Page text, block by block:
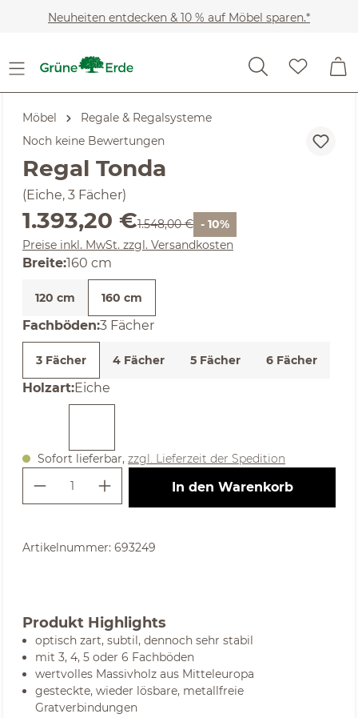
Zum Hauptinhalt springen
Neuheiten entdecken & 10 % auf Möbel sparen.*
Möbel
Regale & Regalsysteme
Noch keine Bewertungen
Regal Tonda
(Eiche, 3 Fächer)
Verkaufspreis:
1.393,20 €Regulärer Preis:
1.548,00 € - 10%
Preise inkl. MwSt. zzgl. Versandkosten
Breite:160 cm
120 cm 160 cm
Fachbödenauswählen
:3 Fächer
3 Fächer 4 Fächer 5 Fächer 6 Fächer
Holzartauswählen
:Eiche
Sofort lieferbar, zzgl. Lieferzeit der Spedition
Produkt Anzahl: Gib den
In den Warenkorb
Artikelnummer: 693249
Produkt Highlights
optisch zart, subtil, dennoch sehr stabil
mit 3, 4, 5 oder 6 Fachböden
wertvolles Massivholz aus Mitteleuropa
gesteckte, wieder lösbare, metallfreie
Gratverbindungen